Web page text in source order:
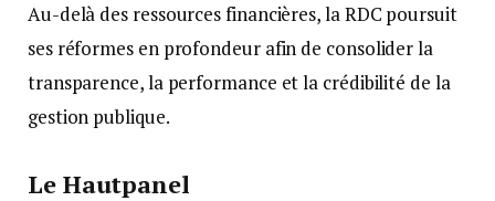
Au-delà des ressources financières, la RDC poursuit
ses réformes en profondeur afin de consolider la
transparence, la performance et la crédibilité de la
gestion publique.
Le Hautpanel